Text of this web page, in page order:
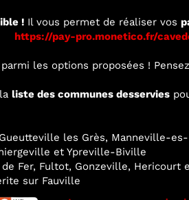
! Il vous permet de réaliser vos
https://pay-pro.monetico.fr/
les options proposées !
liste des communes desservies
les Grès, Manneville-es-
et Ypreville-Biville
Fer, Fultot, Gonzeville, Hericourt
sur Fauville